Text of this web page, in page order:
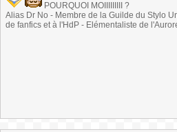
POURQUOI MOIIIIIIIII ?
Alias Dr No - Membre de la Guilde du Stylo
de fanfics et à l'HdP - Elémentaliste de